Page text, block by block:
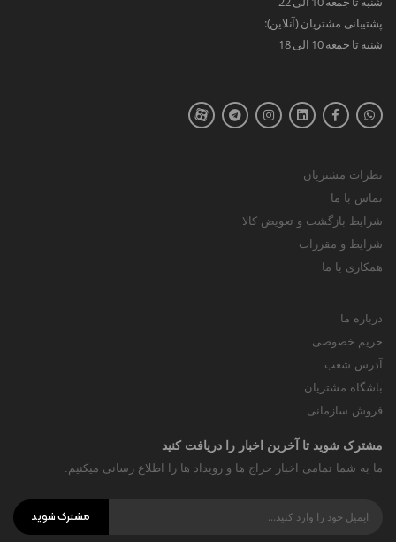
پشتیبانی مشتریان (آنلاین):
شنبه تا جمعه 10 الی 18
نظرات مشتریان
تماس با ما
شرایط بازگشت و تعویض کالا
شرایط و مقررات
همکاری با ما
درباره ما
حریم خصوصی
آدرس شعب
باشگاه مشتریان
فروش سازمانی
مشترک شوید تا آخرین اخبار را دریافت کنید
ما به شما تمامی اخبار حراج ها و رویداد ها را اطلاع رسانی میکنیم.
مشترک شوید